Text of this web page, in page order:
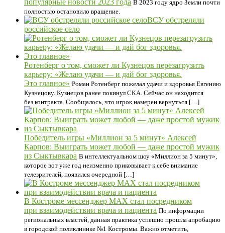
популярные новости 2023 года В 2023 году ядро Земли почти
полностью остановило вращение.
ВСУ обстреляли
российское село
Ротенберг о том, сможет ли Кузнецов перезагрузить
карьеру: «Желаю удачи — и дай бог здоровья.
Это главное» Роман Ротенберг пожелал удачи и здоровья Евгению
Кузнецову. Кузнецов ранее покинул СКА. Сейчас он находится
без контракта. Сообщалось, что игрок намерен вернуться […]
Победитель игры «Миллион за 5 минут» Алексей
Карпов: Выиграть может любой — даже простой мужик
из Сыктывкара В интеллектуальном шоу «Миллион за 5 минут»,
которое вот уже год неизменно приковывает к себе внимание
телезрителей, появился очередной […]
В Костроме мессенджер МАХ стал посредником
при взаимодействии врача и пациента По информации
региональных властей, данная практика успешно прошла апробацию
в городской поликлинике №1 Костромы. Важно отметить,